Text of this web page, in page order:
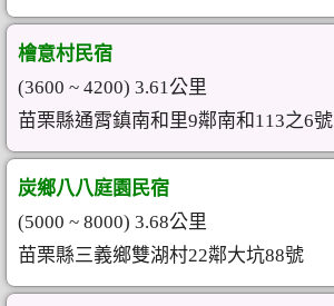
檜意村民宿
(3600 ~ 4200) 3.61公里
苗栗縣通霄鎮南和里9鄰南和113之6號
炭鄉八八庭園民宿
(5000 ~ 8000) 3.68公里
苗栗縣三義鄉雙湖村22鄰大坑88號